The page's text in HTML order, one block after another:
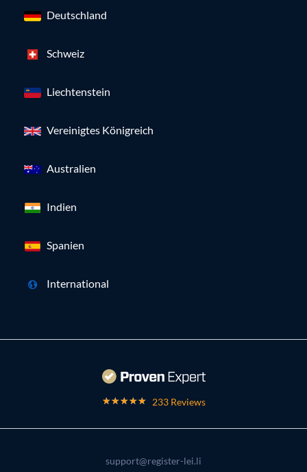
Deutschland
Schweiz
Liechtenstein
Vereinigtes Königreich
Australien
Indien
Spanien
International
233 Reviews
support@register-lei.li